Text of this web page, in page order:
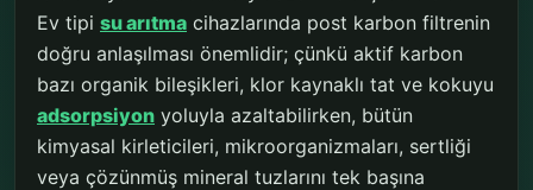
Ev tipi su arıtma cihazlarında post karbon filtrenin
doğru anlaşılması önemlidir; çünkü aktif karbon
bazı organik bileşikleri, klor kaynaklı tat ve kokuyu
adsorpsiyon yoluyla azaltabilirken, bütün
kimyasal kirleticileri, mikroorganizmaları, sertliği
veya çözünmüş mineral tuzlarını tek başına